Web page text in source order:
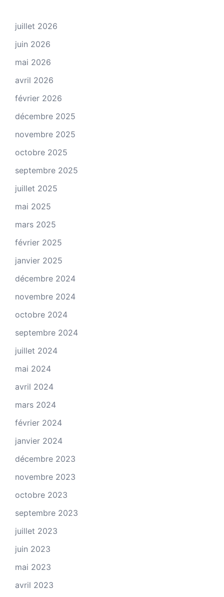
juillet 2026
juin 2026
mai 2026
avril 2026
février 2026
décembre 2025
novembre 2025
octobre 2025
septembre 2025
juillet 2025
mai 2025
mars 2025
février 2025
janvier 2025
décembre 2024
novembre 2024
octobre 2024
septembre 2024
juillet 2024
mai 2024
avril 2024
mars 2024
février 2024
janvier 2024
décembre 2023
novembre 2023
octobre 2023
septembre 2023
juillet 2023
juin 2023
mai 2023
avril 2023